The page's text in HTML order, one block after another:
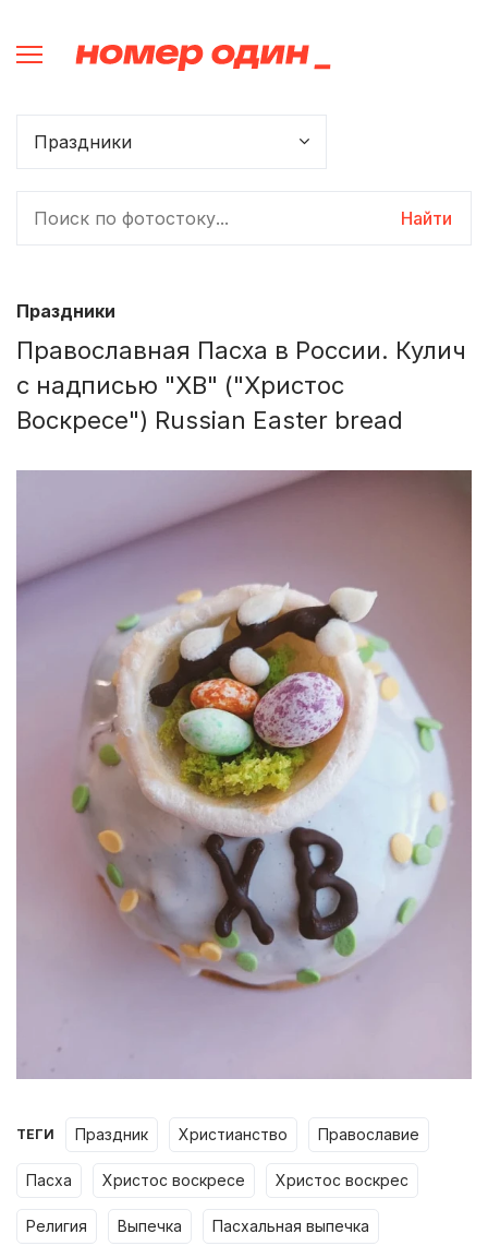
Найти
Праздники
Православная Пасха в России. Кулич
с надписью "ХВ" ("Христос
Воскресе") Russian Easter bread
ТЕГИ праздник христианство православие
пасха христос воскресе христос воскрес
религия выпечка пасхальная выпечка